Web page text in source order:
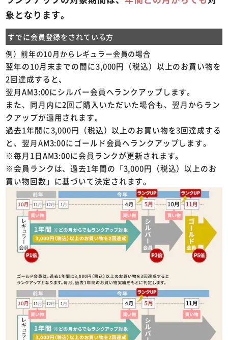
象となります。
すでに会員登録をされている方
例）前年の10月からレギュラー会員の場合
翌年の10月末までの間に3,000円（税込）以上のお買い物を
2回達成すると、
翌月AM3:00にシルバー会員へランクアップします。
また、同月内に2回ご購入いただいた場合も、翌月からラン
クアップが適用されます。
過去1年間に3,000円（税込）以上のお買い物を3回達成する
と、翌月AM3:00にゴールド会員へランクアップします。
※毎月1日AM3:00に会員ランクが更新されます。
※会員ランクは、過去1年間の「3,000円（税込）以上のお
買い物回数」に基づいて決定されます。